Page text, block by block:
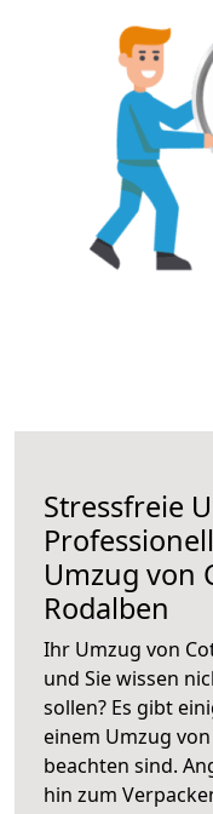
Stressfreie
Umzug von
Rodalben
Ihr Umzug von
und Sie wissen
sollen? Es gibt
einem Umzug
beachten sind.
hin zum